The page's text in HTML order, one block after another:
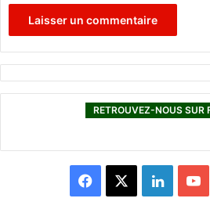
RETROUVEZ-NOUS SUR
L